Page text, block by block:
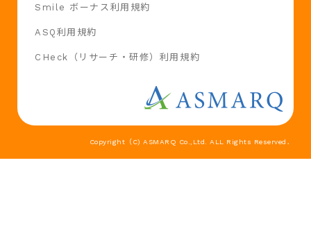
Smile ボーナス利用規約
ASQ利用規約
CHeck（リサーチ・研修）利用規約
Copyright（C) ASMARQ Co.,Ltd. ALL Rights Reserved．